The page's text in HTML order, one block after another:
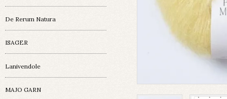
De Rerum Natura
ISAGER
Lanivendole
MAJO GARN